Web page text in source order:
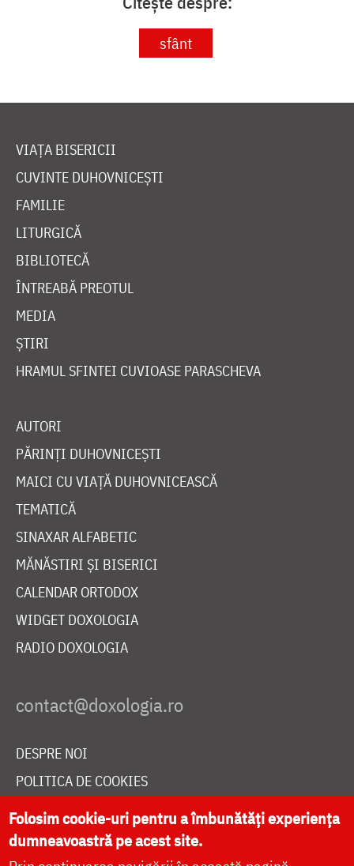
sfânt
VIAȚA BISERICII
CUVINTE DUHOVNICEȘTI
FAMILIE
LITURGICĂ
BIBLIOTECĂ
ÎNTREABĂ PREOTUL
MEDIA
ȘTIRI
HRAMUL SFINTEI CUVIOASE PARASCHEVA
AUTORI
PĂRINȚI DUHOVNICEȘTI
MAICI CU VIAȚĂ DUHOVNICEASCĂ
TEMATICĂ
SINAXAR ALFABETIC
MĂNĂSTIRI ȘI BISERICI
CALENDAR ORTODOX
WIDGET DOXOLOGIA
RADIO DOXOLOGIA
DESPRE NOI
POLITICA DE COOKIES
DONEAZĂ ONLINE PENTRU CATEDRALA NAȚIONALĂ
Folosim cookie-uri pentru a îmbunătăți experiența
dumneavoastră pe acest site.